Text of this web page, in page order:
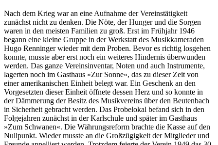
Nach dem Krieg war an eine Aufnahme der Vereinstätigkeit
zunächst nicht zu denken. Die Nöte, der Hunger und die Sorgen
waren in den meisten Familien zu groß. Erst im Frühjahr 1946
begann eine kleine Gruppe in der Werkstatt des Musikkameraden
Hugo Renninger wieder mit dem Proben. Bevor es richtig losgehen
konnte, musste aber erst noch ein weiteres Hindernis überwunden
werden. Das ganze Vereinsinventar, Noten und auch Instrumente,
lagerten noch im Gasthaus »Zur Sonne«, das zu dieser Zeit von
einer amerikanischen Einheit belegt war. Ein Geschenk an den
Vorgesetzten dieser Einheit öffnete dessen Herz und so konnte in
der Dämmerung der Besitz des Musikvereins über den Beutenbach
in Sicherheit gebracht werden. Das Probelokal befand sich in den
Folgejahren zunächst in der Karlschule und später im Gasthaus
»Zum Schwanen«. Die Währungsreform brachte die Kasse auf den
Nullpunkt. Wieder musste an die Großzügigkeit der Mitglieder und